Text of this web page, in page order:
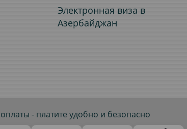
Электронная виза в
Азербайджан
- платите удобно и безопасно